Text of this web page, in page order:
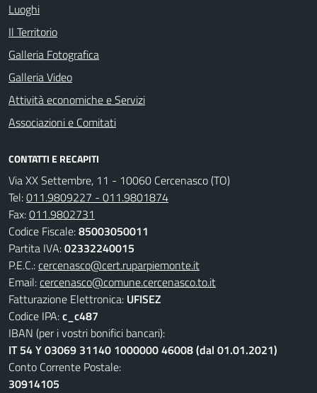
Luoghi
Il Territorio
Galleria Fotografica
Galleria Video
Attività economiche e Servizi
Associazioni e Comitati
CONTATTI E RECAPITI
Via XX Settembre, 11 - 10060 Cercenasco (TO)
Tel:011.9809227 - 011.9801874
Fax:011.9802731
Codice Fiscale:85003050011
Partita IVA:02332240015
P.E.C.:cercenasco@cert.ruparpiemonte.it
Email:cercenasco@comune.cercenasco.to.it
Fatturazione Elettronica: UFISEZ
Codice IPA:c_c487
IBAN (per i vostri bonifici bancari):
IT 54 Y 03069 31140 1000000 46008 (dal 01.01.2021)
Conto Corrente Postale:
30914105